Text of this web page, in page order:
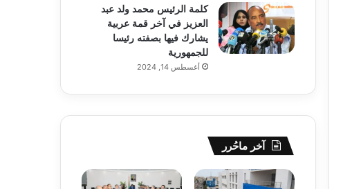
كلمة الرئيس محمد ولد عبد
العزيز في آخر قمة عربية
يشارك فيها بصفته رئيسا
للجمهورية
أغسطس 14, 2024
آخر ماحُرر